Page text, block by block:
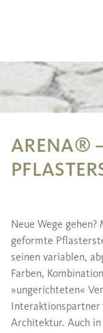
ARENA®
Neue Wege
geformte
seinen variablen,
Farben,
»ungerichteten«
Architektur. Auch